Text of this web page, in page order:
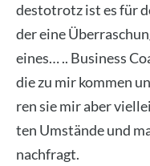
des­to­trotz ist es für
der eine
eines… .. Busi­ness
die zu mir kom­men
ren sie mir aber
ten Umstän­de und
nach­fragt.